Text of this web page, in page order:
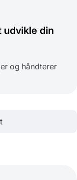
din
og håndterer